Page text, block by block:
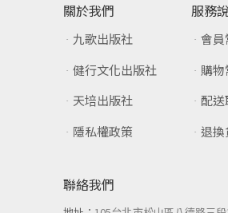
關於我們
九歌出版社
健行文化出版社
天培出版社
隱私權政策
服務
會
購
配
退
聯絡我們